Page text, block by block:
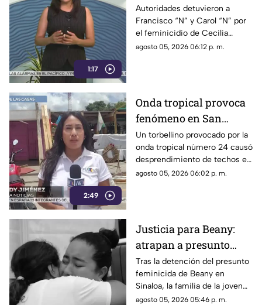
1:17
Comitán: capturan a
dos implicados, una
detención ocurrió en
Jalisco
Autoridades detuvieron a
Francisco “N” y Carol “N” por
el feminicidio de Cecilia
Viviana en Comitán. La Fiscalía
agosto 05, 2026 06:12 p. m.
2:49
Onda tropical provoca
fenómeno en San
Cristóbal: torbellino
desprende techos de
locales y derriba
árboles
Un torbellino provocado por la
onda tropical número 24 causó
desprendimiento de techos en
un mercado y la caída de
agosto 05, 2026 06:02 p. m.
Justicia para Beany:
atrapan a presunto
f3minic1da en Sinaloa
y exigen investigar red
de complicidad
Tras la detención del presunto
feminicida de Beany en
Sinaloa, la familia de la joven
exige la pena máxima y
agosto 05, 2026 05:46 p. m.